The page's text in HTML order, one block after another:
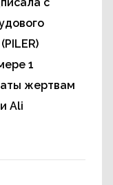
1
жертвам
Ali